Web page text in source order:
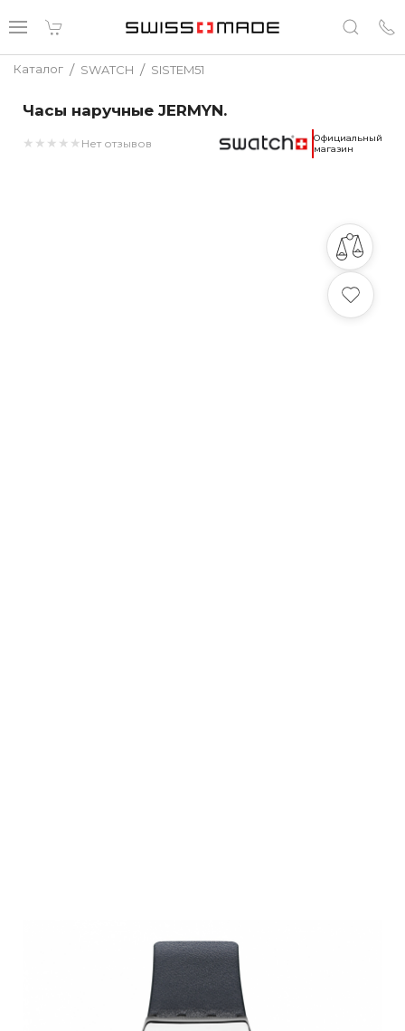
Каталог / SWATCH / SISTEM51
Часы наручные JERMYN.
★ ★ ★ ★ ★ Нет отзывов
Официальный
магазин